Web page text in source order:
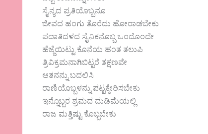
ಸೈನ್ಯದ ಪ್ರತಿಯೊಬ್ಬನೂ
ಜೀವದ ಹಂಗು ತೊರೆದು ಹೋರಾಡಬೇಕು
ಪದಾತಿದಳದ ಸೈನಿಕನೊಬ್ಬ ಒಂದೊಂದೇ
ಹೆಜ್ಜೆಯಿಟ್ಟು ಕೊನೆಯ ಹಂತ ತಲುಪಿ
ತ್ರಿವಿಕ್ರಮನಾಗಿಬಿಟ್ಟರೆ ತಕ್ಷಣವೇ
ಆತನನ್ನು ಬದಲಿಸಿ
ರಾಣಿಯೊಬ್ಬಳನ್ನು ಪಟ್ಟಕ್ಕೇರಿಸಬೇಕು
ಇನ್ನೊಬ್ಬರ ಶ್ರಮದ ದುಡಿಮೆಯಲ್ಲಿ
ರಾಜ ಮತ್ತಿಷ್ಟು ಕೊಬ್ಬಬೇಕು